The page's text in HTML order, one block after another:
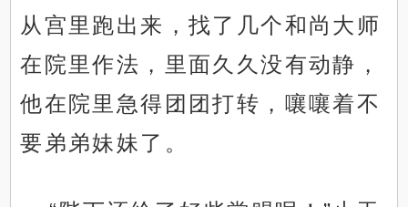
从宫里跑出来，找了几个和尚大师
在院里作法，里面久久没有动静，
他在院里急得团团打转，嚷嚷着不
要弟弟妹妹了。